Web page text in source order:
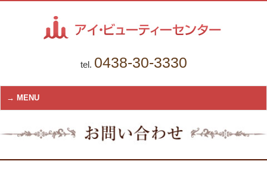
tel. 0438-30-3330
MENU